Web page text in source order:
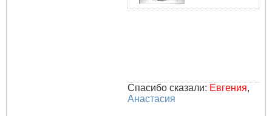
Спасибо сказали: Евгения,
Анастасия